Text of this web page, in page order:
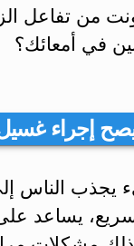
من تفاعل
في أمعائك؟
إجراء
يجذب الناس
يساعد